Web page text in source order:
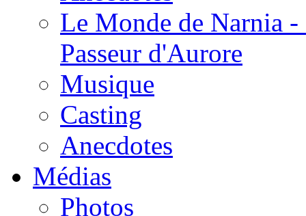
Le Monde de Narnia
Passeur d'Aurore
Musique
Casting
Anecdotes
Médias
Photos